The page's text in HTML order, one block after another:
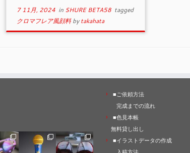
7 11月, 2024in SHURE BETA58 tagged
クロマフレア風顔料bytakahata
■ご依頼方法
完成までの流れ
■色見本帳
無料貸し出し
■イラストデータの作成